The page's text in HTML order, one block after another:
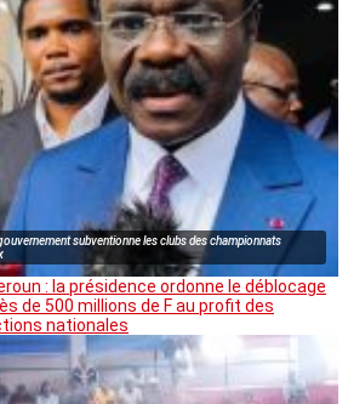
subventionne les clubs des championnats
: la présidence ordonne le déblocage
de 500 millions de F au profit des
nationales